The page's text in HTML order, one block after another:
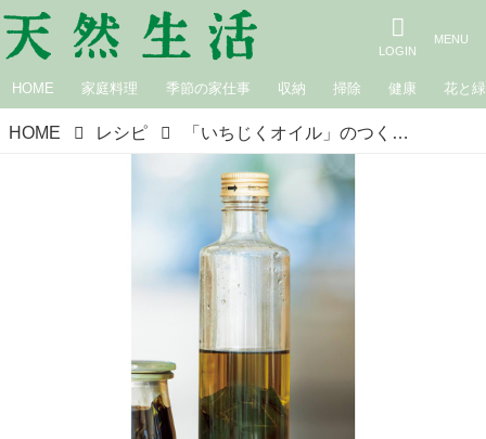
HOME 家庭料理 季節の家仕事 収納 掃除 健康 花と緑
HOME レシピ 「いちじくオイル」のつくり方。いちじく葉の甘い香りをドレッシングや調味料に。料理家・中川たまさんの“食べられる庭”の楽しみ